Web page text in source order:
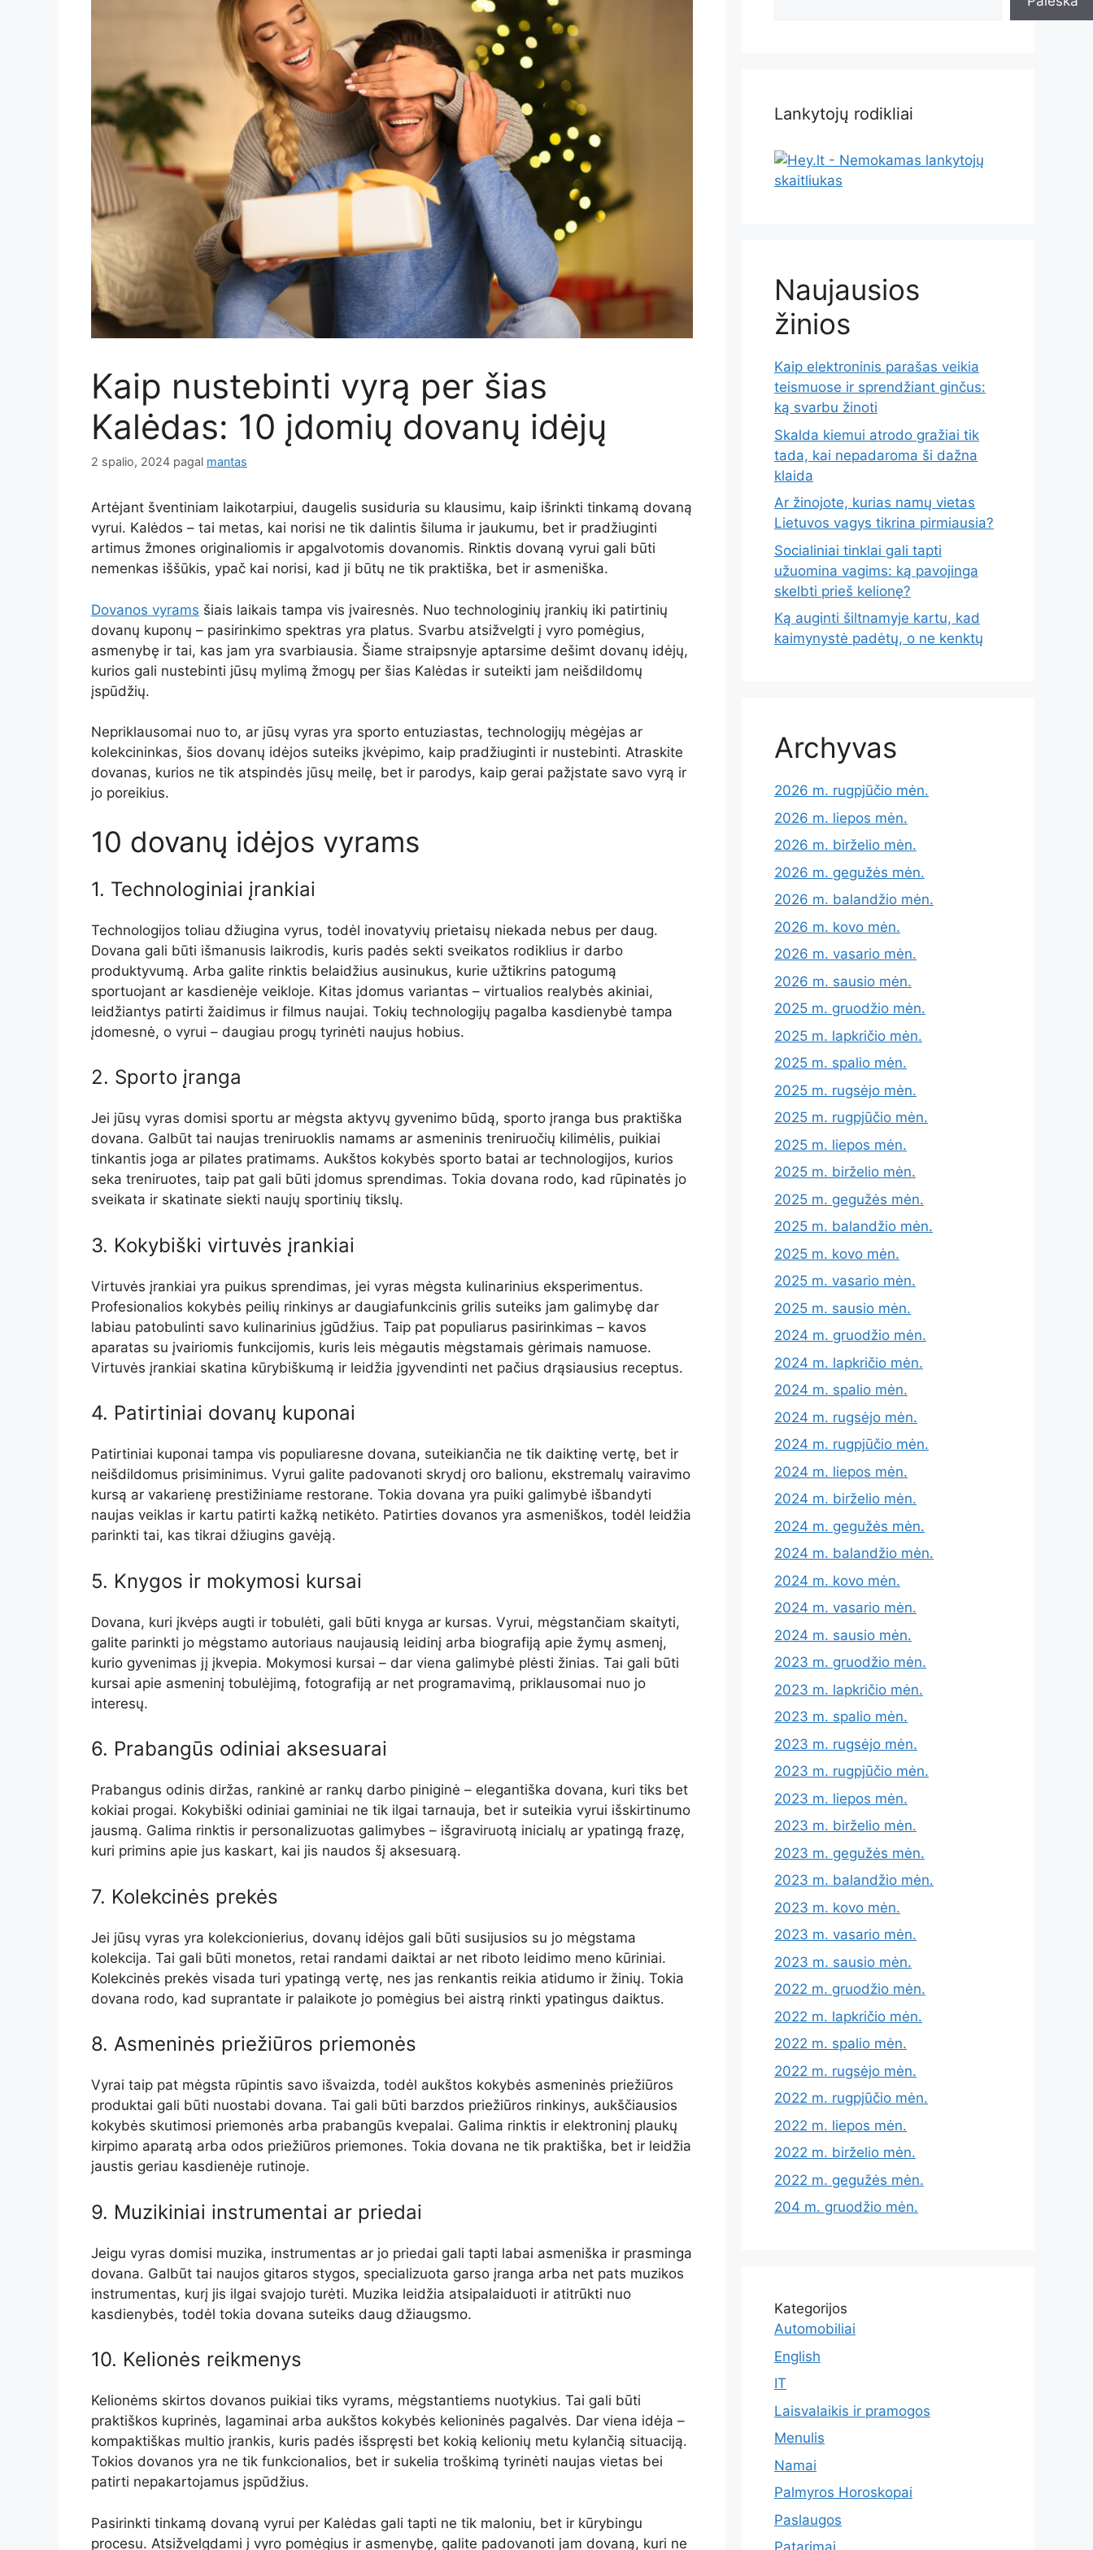
Kaip nustebinti vyrą per šias
Kalėdas: 10 įdomių dovanų idėjų
2 spalio, 2024 pagal mantas
Artėjant šventiniam laikotarpiui, daugelis susiduria su klausimu, kaip išrinkti tinkamą dovaną
vyrui. Kalėdos – tai metas, kai norisi ne tik dalintis šiluma ir jaukumu, bet ir pradžiuginti
artimus žmones originaliomis ir apgalvotomis dovanomis. Rinktis dovaną vyrui gali būti
nemenkas iššūkis, ypač kai norisi, kad ji būtų ne tik praktiška, bet ir asmeniška.
Dovanos vyrams šiais laikais tampa vis įvairesnės. Nuo technologinių įrankių iki patirtinių
dovanų kuponų – pasirinkimo spektras yra platus. Svarbu atsižvelgti į vyro pomėgius,
asmenybę ir tai, kas jam yra svarbiausia. Šiame straipsnyje aptarsime dešimt dovanų idėjų,
kurios gali nustebinti jūsų mylimą žmogų per šias Kalėdas ir suteikti jam neišdildomų
įspūdžių.
Nepriklausomai nuo to, ar jūsų vyras yra sporto entuziastas, technologijų mėgėjas ar
kolekcininkas, šios dovanų idėjos suteiks įkvėpimo, kaip pradžiuginti ir nustebinti. Atraskite
dovanas, kurios ne tik atspindės jūsų meilę, bet ir parodys, kaip gerai pažįstate savo vyrą ir
jo poreikius.
10 dovanų idėjos vyrams
1. Technologiniai įrankiai
Technologijos toliau džiugina vyrus, todėl inovatyvių prietaisų niekada nebus per daug.
Dovana gali būti išmanusis laikrodis, kuris padės sekti sveikatos rodiklius ir darbo
produktyvumą. Arba galite rinktis belaidžius ausinukus, kurie užtikrins patogumą
sportuojant ar kasdienėje veikloje. Kitas įdomus variantas – virtualios realybės akiniai,
leidžiantys patirti žaidimus ir filmus naujai. Tokių technologijų pagalba kasdienybė tampa
įdomesnė, o vyrui – daugiau progų tyrinėti naujus hobius.
2. Sporto įranga
Jei jūsų vyras domisi sportu ar mėgsta aktyvų gyvenimo būdą, sporto įranga bus praktiška
dovana. Galbūt tai naujas treniruoklis namams ar asmeninis treniruočių kilimėlis, puikiai
tinkantis joga ar pilates pratimams. Aukštos kokybės sporto batai ar technologijos, kurios
seka treniruotes, taip pat gali būti įdomus sprendimas. Tokia dovana rodo, kad rūpinatės jo
sveikata ir skatinate siekti naujų sportinių tikslų.
3. Kokybiški virtuvės įrankiai
Virtuvės įrankiai yra puikus sprendimas, jei vyras mėgsta kulinarinius eksperimentus.
Profesionalios kokybės peilių rinkinys ar daugiafunkcinis grilis suteiks jam galimybę dar
labiau patobulinti savo kulinarinius įgūdžius. Taip pat populiarus pasirinkimas – kavos
aparatas su įvairiomis funkcijomis, kuris leis mėgautis mėgstamais gėrimais namuose.
Virtuvės įrankiai skatina kūrybiškumą ir leidžia įgyvendinti net pačius drąsiausius receptus.
4. Patirtiniai dovanų kuponai
Patirtiniai kuponai tampa vis populiaresne dovana, suteikiančia ne tik daiktinę vertę, bet ir
neišdildomus prisiminimus. Vyrui galite padovanoti skrydį oro balionu, ekstremalų vairavimo
kursą ar vakarienę prestižiniame restorane. Tokia dovana yra puiki galimybė išbandyti
naujas veiklas ir kartu patirti kažką netikėto. Patirties dovanos yra asmeniškos, todėl leidžia
parinkti tai, kas tikrai džiugins gavėją.
5. Knygos ir mokymosi kursai
Dovana, kuri įkvėps augti ir tobulėti, gali būti knyga ar kursas. Vyrui, mėgstančiam skaityti,
galite parinkti jo mėgstamo autoriaus naujausią leidinį arba biografiją apie žymų asmenį,
kurio gyvenimas jį įkvepia. Mokymosi kursai – dar viena galimybė plėsti žinias. Tai gali būti
kursai apie asmeninį tobulėjimą, fotografiją ar net programavimą, priklausomai nuo jo
interesų.
6. Prabangūs odiniai aksesuarai
Prabangus odinis diržas, rankinė ar rankų darbo piniginė – elegantiška dovana, kuri tiks bet
kokiai progai. Kokybiški odiniai gaminiai ne tik ilgai tarnauja, bet ir suteikia vyrui išskirtinumo
jausmą. Galima rinktis ir personalizuotas galimybes – išgraviruotą inicialų ar ypatingą frazę,
kuri primins apie jus kaskart, kai jis naudos šį aksesuarą.
7. Kolekcinės prekės
Jei jūsų vyras yra kolekcionierius, dovanų idėjos gali būti susijusios su jo mėgstama
kolekcija. Tai gali būti monetos, retai randami daiktai ar net riboto leidimo meno kūriniai.
Kolekcinės prekės visada turi ypatingą vertę, nes jas renkantis reikia atidumo ir žinių. Tokia
dovana rodo, kad suprantate ir palaikote jo pomėgius bei aistrą rinkti ypatingus daiktus.
8. Asmeninės priežiūros priemonės
Vyrai taip pat mėgsta rūpintis savo išvaizda, todėl aukštos kokybės asmeninės priežiūros
produktai gali būti nuostabi dovana. Tai gali būti barzdos priežiūros rinkinys, aukščiausios
kokybės skutimosi priemonės arba prabangūs kvepalai. Galima rinktis ir elektroninį plaukų
kirpimo aparatą arba odos priežiūros priemones. Tokia dovana ne tik praktiška, bet ir leidžia
jaustis geriau kasdienėje rutinoje.
9. Muzikiniai instrumentai ar priedai
Jeigu vyras domisi muzika, instrumentas ar jo priedai gali tapti labai asmeniška ir prasminga
dovana. Galbūt tai naujos gitaros stygos, specializuota garso įranga arba net pats muzikos
instrumentas, kurį jis ilgai svajojo turėti. Muzika leidžia atsipalaiduoti ir atitrūkti nuo
kasdienybės, todėl tokia dovana suteiks daug džiaugsmo.
10. Kelionės reikmenys
Kelionėms skirtos dovanos puikiai tiks vyrams, mėgstantiems nuotykius. Tai gali būti
praktiškos kuprinės, lagaminai arba aukštos kokybės kelioninės pagalvės. Dar viena idėja –
kompaktiškas multio įrankis, kuris padės išspręsti bet kokią kelionių metu kylančią situaciją.
Tokios dovanos yra ne tik funkcionalios, bet ir sukelia troškimą tyrinėti naujas vietas bei
patirti nepakartojamus įspūdžius.
Pasirinkti tinkamą dovaną vyrui per Kalėdas gali tapti ne tik maloniu, bet ir kūrybingu
procesu. Atsižvelgdami į vyro pomėgius ir asmenybę, galite padovanoti jam dovaną, kuri ne
Lankytojų rodikliai
Naujausios
žinios
Kaip elektroninis parašas veikia
teismuose ir sprendžiant ginčus:
ką svarbu žinoti
Skalda kiemui atrodo gražiai tik
tada, kai nepadaroma ši dažna
klaida
Ar žinojote, kurias namų vietas
Lietuvos vagys tikrina pirmiausia?
Socialiniai tinklai gali tapti
užuomina vagims: ką pavojinga
skelbti prieš kelionę?
Ką auginti šiltnamyje kartu, kad
kaimynystė padėtų, o ne kenktų
Archyvas
2026 m. rugpjūčio mėn.
2026 m. liepos mėn.
2026 m. birželio mėn.
2026 m. gegužės mėn.
2026 m. balandžio mėn.
2026 m. kovo mėn.
2026 m. vasario mėn.
2026 m. sausio mėn.
2025 m. gruodžio mėn.
2025 m. lapkričio mėn.
2025 m. spalio mėn.
2025 m. rugsėjo mėn.
2025 m. rugpjūčio mėn.
2025 m. liepos mėn.
2025 m. birželio mėn.
2025 m. gegužės mėn.
2025 m. balandžio mėn.
2025 m. kovo mėn.
2025 m. vasario mėn.
2025 m. sausio mėn.
2024 m. gruodžio mėn.
2024 m. lapkričio mėn.
2024 m. spalio mėn.
2024 m. rugsėjo mėn.
2024 m. rugpjūčio mėn.
2024 m. liepos mėn.
2024 m. birželio mėn.
2024 m. gegužės mėn.
2024 m. balandžio mėn.
2024 m. kovo mėn.
2024 m. vasario mėn.
2024 m. sausio mėn.
2023 m. gruodžio mėn.
2023 m. lapkričio mėn.
2023 m. spalio mėn.
2023 m. rugsėjo mėn.
2023 m. rugpjūčio mėn.
2023 m. liepos mėn.
2023 m. birželio mėn.
2023 m. gegužės mėn.
2023 m. balandžio mėn.
2023 m. kovo mėn.
2023 m. vasario mėn.
2023 m. sausio mėn.
2022 m. gruodžio mėn.
2022 m. lapkričio mėn.
2022 m. spalio mėn.
2022 m. rugsėjo mėn.
2022 m. rugpjūčio mėn.
2022 m. liepos mėn.
2022 m. birželio mėn.
2022 m. gegužės mėn.
204 m. gruodžio mėn.
Kategorijos
Automobiliai
English
IT
Laisvalaikis ir pramogos
Menulis
Namai
Palmyros Horoskopai
Paslaugos